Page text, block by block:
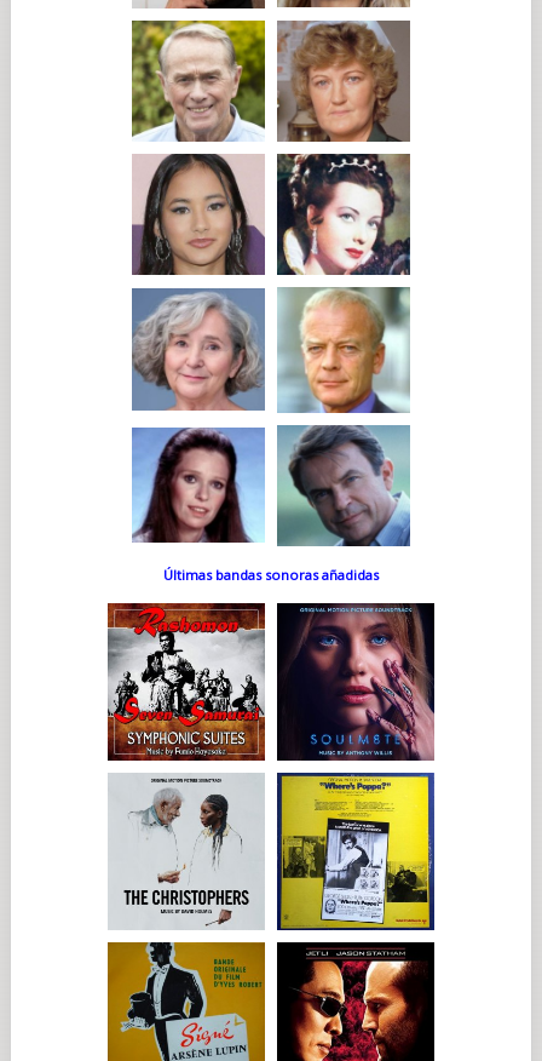
Últimas bandas sonoras añadidas